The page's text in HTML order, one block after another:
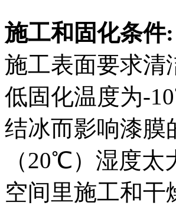
施工和固化条件:
施工表面要求清
低固化温度为-
结冰而影响漆膜
（20℃）湿度
空间里施工和干